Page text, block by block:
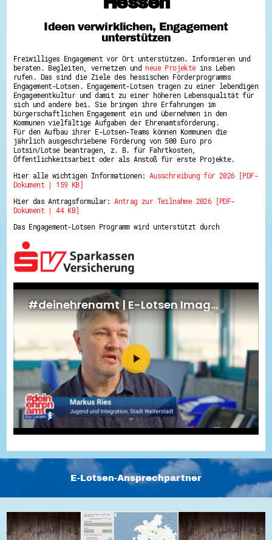
Hessen hilft Ukraine
Zeig uns dein Ehrenamt
Wettbewerb | Trikotwettbewerb
Wettbewerb | 80 Jahre Hessen - Engagement
mit Herz
8 Vereine x 80 Jahre x 1.000 €
Ausgezeichnete Projekte
Menschen des Respekts
SHARE IT: Teile deine Infos!
Gestalte dein Ehrenamt
Ehrenamts-Card Hessen
Engagement-Lotsen
Crowdfunding - Viele schaffen mehr
Ehrentag
Hessen engagiert - Digitale Themenabende
Kompetenznachweis Hessen
Service-Learning
Mach dich schlau
GEMA-Pakt
Di@-Lotsen in Hessen
Energiepreiskrise und Ehrenamt
Flüchtlingshilfe + Integration
Generationsübergreifend aktiv
Patenschaftsprojekte
Qualifizierung & Fortbildung
Stiftungen
Vereine, Spenden, Steuern - Gut zu Wissen
Versicherungsschutz
Wissenswertes rund um dein Ehrenamt
Zahlen, Daten, Fakten aus Hessen
Service
Suche
Downloads
Kontakt
Impressum
Barriere melden
Ideen verwirklichen, Engagement
unterstützen
Freiwilliges Engagement vor Ort unterstützen. Informieren und
beraten. Begleiten, vernetzen und neue Projekteins Leben
rufen. Das sind die Ziele des hessischen Förderprogramms
Engagement-Lotsen. Engagement-Lotsen tragen zu einer lebendigen
Engagementkultur und damit zu einer höheren Lebensqualität für
sich und andere bei. Sie bringen ihre Erfahrungen im
bürgerschaftlichen Engagement ein und übernehmen in den
Kommunen vielfältige Aufgaben der Ehrenamtsförderung.
Für den Aufbau ihrer E-Lotsen-Teams können Kommunen die
jährlich ausgeschriebene Förderung von 500 Euro pro
Lotsin/Lotse beantragen, z. B. für Fahrtkosten,
Öffentlichkeitsarbeit oder als Anstoß für erste Projekte.
Hier alle wichtigen Informationen: Ausschreibung für 2026 [PDF-
Dokument | 159 KB]
Hier das Antragsformular:Antrag zur Teilnahme 2026 [PDF-
Dokument | 44 KB]
Das Engagement-Lotsen Programm wird unterstützt durch
E-Lotsen-Ansprechpartner